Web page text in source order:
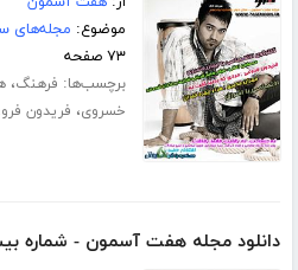
موضوع: مجله‌های
۷۳ صفحه
برچسب‌ها: فرهنگ،
خسروی، فریدون
دانلود مجله هفت آسمون - شماره